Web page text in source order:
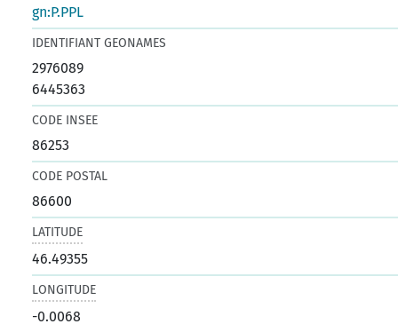
gn:P.PPL
IDENTIFIANT GEONAMES
2976089
6445363
CODE INSEE
86253
CODE POSTAL
86600
LATITUDE
46.49355
LONGITUDE
-0.0068